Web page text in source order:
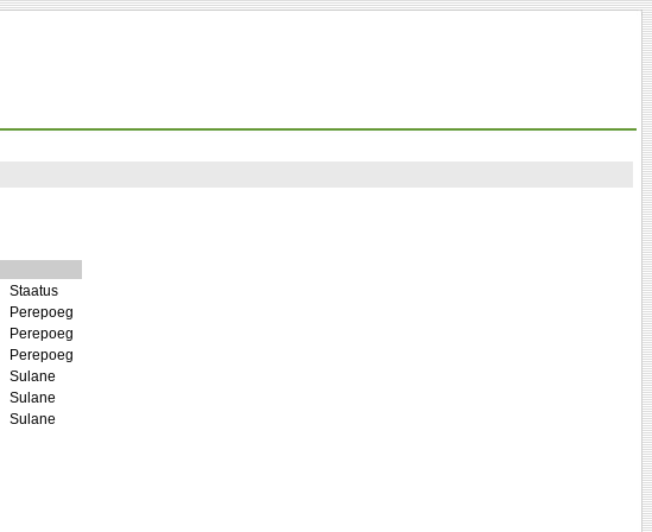
Staatus
Perepoeg
Perepoeg
Perepoeg
Sulane
Sulane
Sulane